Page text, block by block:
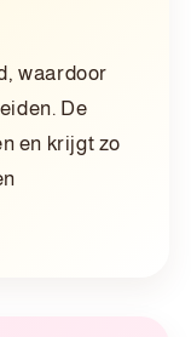
waardoor
De
en krijgt zo